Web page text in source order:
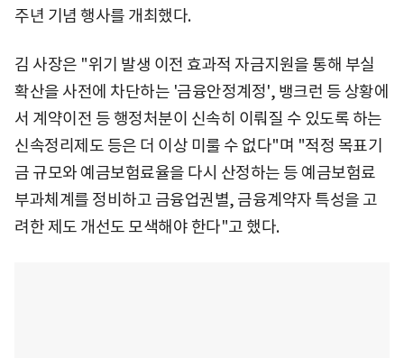
주년 기념 행사를 개최했다.
김 사장은 "위기 발생 이전 효과적 자금지원을 통해 부실
확산을 사전에 차단하는 '금융안정계정', 뱅크런 등 상황에
서 계약이전 등 행정처분이 신속히 이뤄질 수 있도록 하는
신속정리제도 등은 더 이상 미룰 수 없다"며 "적정 목표기
금 규모와 예금보험료율을 다시 산정하는 등 예금보험료
부과체계를 정비하고 금융업권별, 금융계약자 특성을 고
려한 제도 개선도 모색해야 한다"고 했다.